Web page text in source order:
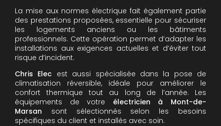
La mise aux normes électrique fait également partie
des prestations proposées, essentielle pour sécuriser
les logements anciens ou les bâtiments
professionnels. Cette opération permet d’adapter les
installations aux exigences actuelles et d’éviter tout
risque d’incident.
Chris Elec est aussi spécialisée dans la pose de
climatisation réversible, idéale pour améliorer le
confort thermique tout au long de l’année. Les
équipements de votre électricien à Mont-de-
Marsan sont sélectionnés selon les besoins
spécifiques du client et installés avec soin.